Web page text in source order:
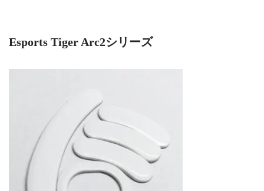
Esports Tiger Arc2シリーズ